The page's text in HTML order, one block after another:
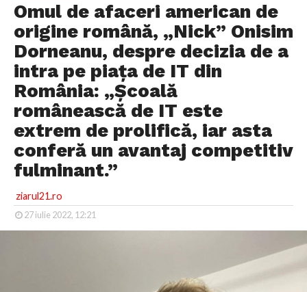
Omul de afaceri american de
origine română, „Nick” Onisim
Dorneanu, despre decizia de a
intra pe piața de IT din
România: „Școală
românească de IT este
extrem de prolifică, iar asta
conferă un avantaj competitiv
fulminant.”
ziarul21.ro
27 iulie 2022, 12:21